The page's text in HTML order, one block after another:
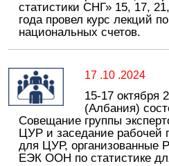
статистики СНГ» 15, 17,
года провел курс лекций
национальных счетов.
17 .10 .2024
15-17 октября
(Албания)
Совещание группы
ЦУР и заседание рабочей
для ЦУР, организованные
ЕЭК ООН по статистике